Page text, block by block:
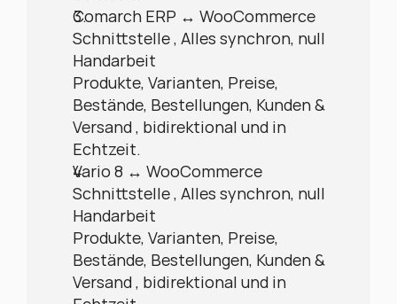
Comarch ERP ↔ WooCommerce
Schnittstelle , Alles synchron, null
Handarbeit
Produkte, Varianten, Preise,
Bestände, Bestellungen, Kunden &
Versand , bidirektional und in
Echtzeit.
Vario 8 ↔ WooCommerce
Schnittstelle , Alles synchron, null
Handarbeit
Produkte, Varianten, Preise,
Bestände, Bestellungen, Kunden &
Versand , bidirektional und in